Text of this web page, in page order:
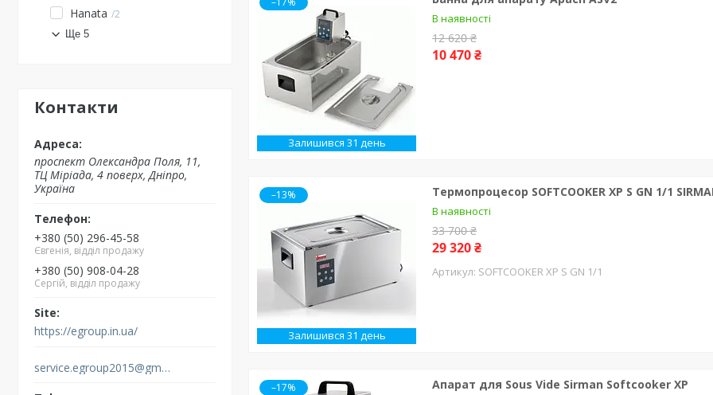
Hanata 2
Ще 5
Контакти
проспект Олександра Поля, 11,
ТЦ Міріада, 4 поверх, Дніпро,
Україна
+380 (50) 296-45-58
Євгенія, відділ продажу
+380 (50) 908-04-28
Сергій, відділ продажу
https://egroup.in.ua/
service.egroup2015@gmail.com
Залишився 31 день
В наявності
12 620 ₴
10 470 ₴
–13%
Залишився 31 день
Термопроцесор SOFTCOOKER XP S GN 1/1
В наявності
33 700 ₴
29 320 ₴
SOFTCOOKER XP S GN 1/1
–17% Апарат для Sous Vide Sirman Softcooker XP